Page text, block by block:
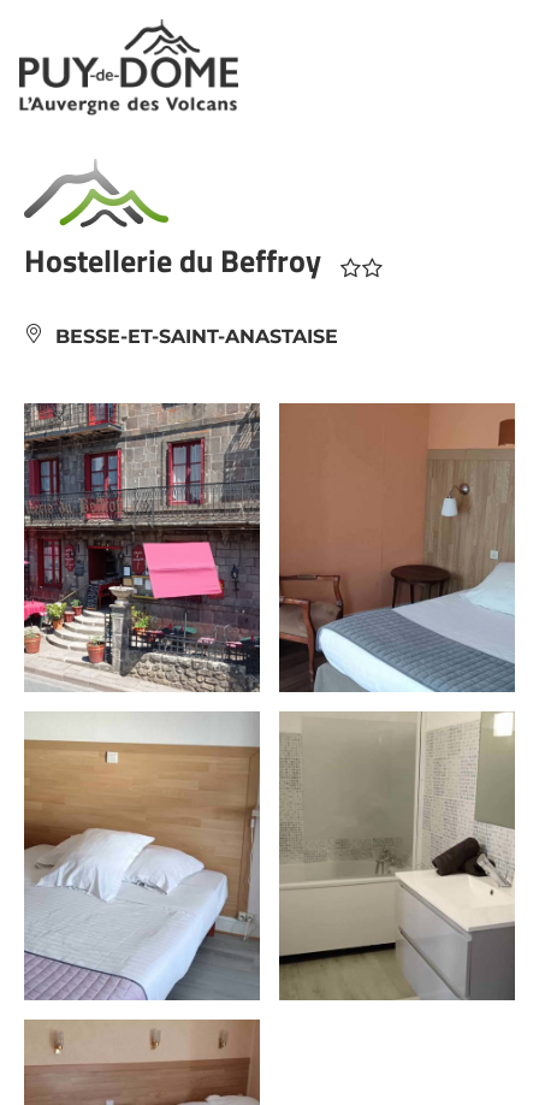
Panneau de gestion des cookies
Hostellerie du Beffroy
BESSE-ET-SAINT-ANASTAISE